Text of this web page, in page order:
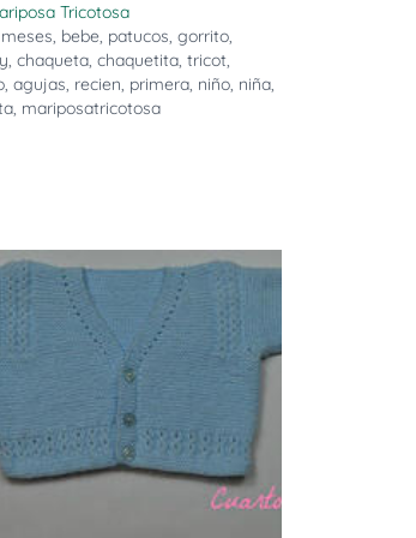
Tricotosa
meses, bebe, patucos, gorrito,
, chaqueta, chaquetita, tricot,
, agujas, recien, primera, niño, niña,
, mariposatricotosa